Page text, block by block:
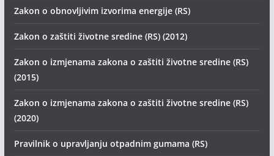
Zakon o obnovljivim izvorima energije (RS)
Zakon o zaštiti životne sredine (RS) (2012)
Zakon o izmjenama zakona o zaštiti životne sredine (RS)
(2015)
Zakon o izmjenama zakona o zaštiti životne sredine (RS)
(2020)
Pravilnik o upravljanju otpadnim gumama (RS)